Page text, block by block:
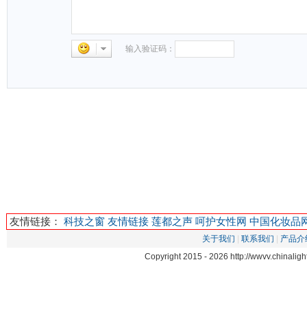
输入验证码：
友情链接： 科技之窗 友情链接 莲都之声 呵护女性网 中国化妆品
关于我们 联系我们
产品介
Copyright 2015 - 2026 http://